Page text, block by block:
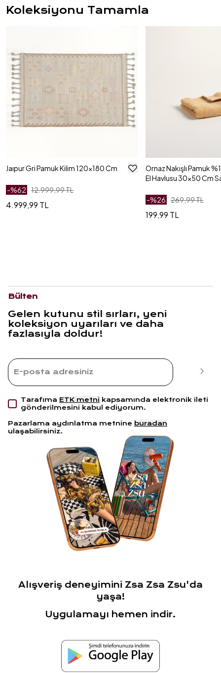
Koleksiyonu Tamamla
Jaıpur Gri Pamuk Kilim 120x180 Cm
-%62 12.999,99 TL
4.999,99 TL
Ornaz Nakışlı Pamuk
El Havlusu 30x50 Cm
-%26 269,99 TL
199,99 TL
Bülten
Gelen kutunu stil sırları, yeni
koleksiyon uyarıları ve daha
fazlasıyla doldur!
Tarafıma ETK metni kapsamında elektronik ileti
gönderilmesini kabul ediyorum.
Pazarlama aydınlatma metnine buradan
ulaşabilirsiniz.
Alışveriş deneyimini Zsa Zsa Zsu'da
yaşa!
Uygulamayı hemen indir.